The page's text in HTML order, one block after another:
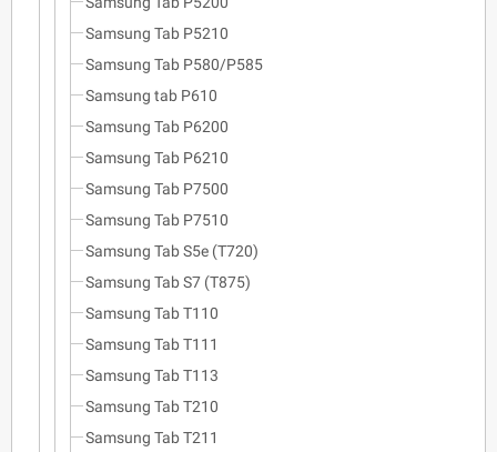
Samsung Tab P5210
Samsung Tab P580/P585
Samsung tab P610
Samsung Tab P6200
Samsung Tab P6210
Samsung Tab P7500
Samsung Tab P7510
Samsung Tab S5e (T720)
Samsung Tab S7 (T875)
Samsung Tab T110
Samsung Tab T111
Samsung Tab T113
Samsung Tab T210
Samsung Tab T211